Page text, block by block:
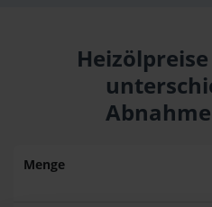
Menge